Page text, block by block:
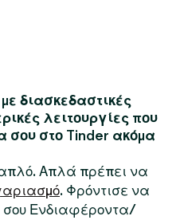
διασκεδαστικές
λειτουργίες που
σου στο Tinder ακόμα
Απλά πρέπει να
. Φρόντισε να
σου Ενδιαφέροντα/